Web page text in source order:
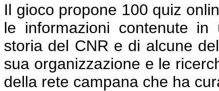
Il gioco propone 100 quiz
le informazioni contenute
storia del CNR e di alcune
sua organizzazione e le
della rete campana che ha